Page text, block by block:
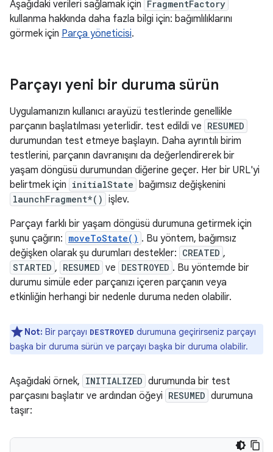
Aşağıdaki verileri sağlamak için FragmentFactory
kullanma hakkında daha fazla bilgi için: bağımlılıklarını
görmek için Parça yöneticisi.
Parçayı yeni bir duruma sürün
Uygulamanızın kullanıcı arayüzü testlerinde genellikle
parçanın başlatılması yeterlidir. test edildi ve RESUMED
durumundan test etmeye başlayın. Daha ayrıntılı birim
testlerini, parçanın davranışını da değerlendirerek bir
yaşam döngüsü durumundan diğerine geçer. Her bir URL'yi
belirtmek için initialState bağımsız değişkenini
launchFragment*() işlev.
Parçayı farklı bir yaşam döngüsü durumuna getirmek için
şunu çağırın: moveToState() . Bu yöntem, bağımsız
değişken olarak şu durumları destekler: CREATED ,
STARTED , RESUMED ve DESTROYED . Bu yöntemde bir
durumu simüle eder parçanızı içeren parçanın veya
etkinliğin herhangi bir nedenle duruma neden olabilir.
Not: Bir parçayı DESTROYED durumuna geçirirseniz parçayı
başka bir duruma sürün ve parçayı başka bir duruma olabilir.
Aşağıdaki örnek, INITIALIZED durumunda bir test
parçasını başlatır ve ardından öğeyi RESUMED durumuna
taşır: